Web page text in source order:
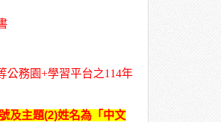
公務園+學習平台之114年
及主題(2)姓名為「中文